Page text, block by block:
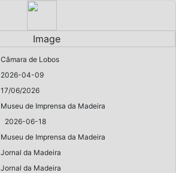
Câmara de Lobos
2026-04-09
17/06/2026
Museu de Imprensa da Madeira
2026-06-18
Museu de Imprensa da Madeira
Jornal da Madeira
Jornal da Madeira